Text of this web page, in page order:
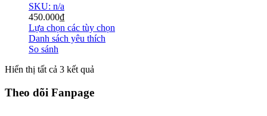
SKU: n/a
450.000₫
Lựa chọn các tùy chọn
Danh sách yêu thích
So sánh
Hiển thị tất cả 3 kết quả
Theo dõi Fanpage